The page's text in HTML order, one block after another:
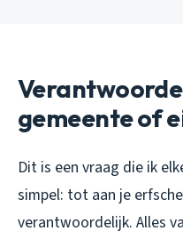
gemeente of
Dit is een vraag die ik
simpel: tot aan je
verantwoordelijk. Alles